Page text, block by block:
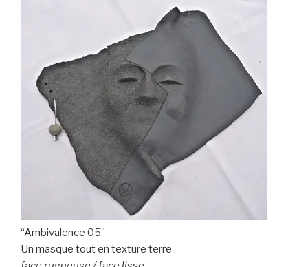
“Ambivalence 05”
Un masque tout en texture terre